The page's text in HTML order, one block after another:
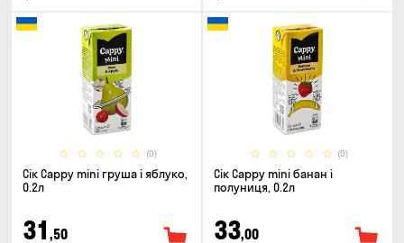
(0)
Сік Cappy mini груша і яблуко,
0.2л
31 ,50
(0)
Сік Cappy mini банан і
полуниця, 0.2л
33,00